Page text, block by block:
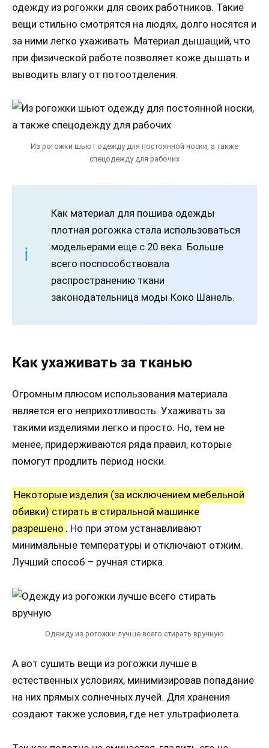
одежду из рогожки для своих работников. Такие
вещи стильно смотрятся на людях, долго носятся и
за ними легко ухаживать. Материал дышащий, что
при физической работе позволяет коже дышать и
выводить влагу от потоотделения.
Из рогожки шьют одежду для постоянной носки, а также
спецодежду для рабочих
Как материал для пошива одежды
плотная рогожка стала использоваться
модельерами еще с 20 века. Больше
всего поспособствовала
распространению ткани
законодательница моды Коко Шанель.
Как ухаживать за тканью
Огромным плюсом использования материала
является его неприхотливость. Ухаживать за
такими изделиями легко и просто. Но, тем не
менее, придерживаются ряда правил, которые
помогут продлить период носки.
Некоторые изделия (за исключением мебельной
обивки) стирать в стиральной машинке
разрешено . Но при этом устанавливают
минимальные температуры и отключают отжим.
Лучший способ – ручная стирка.
Одежду из рогожки лучше всего стирать вручную
А вот сушить вещи из рогожки лучше в
естественных условиях, минимизировав попадание
на них прямых солнечных лучей. Для хранения
создают также условия, где нет ультрафиолета.